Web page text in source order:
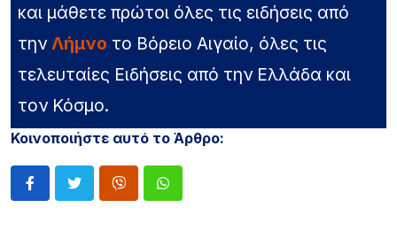
και μάθετε πρώτοι όλες τις ειδήσεις από
την Λήμνο το Βόρειο Αιγαίο, όλες τις
τελευταίες Ειδήσεις από την Ελλάδα και
τον Κόσμο.
Κοινοποιήστε αυτό το Άρθρο: